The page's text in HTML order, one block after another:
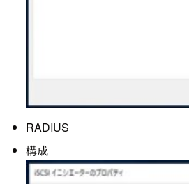
RADIUS
構成